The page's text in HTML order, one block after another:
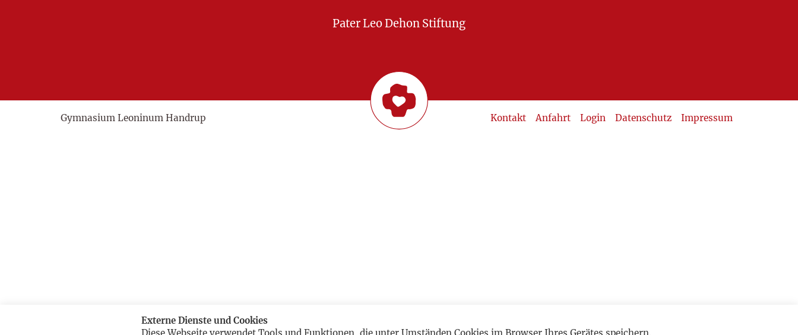
Pater Leo Dehon Stiftung
Kontakt Anfahrt Login Datenschutz Impressum
Gymnasium Leoninum Handrup
Externe Dienste und Cookies